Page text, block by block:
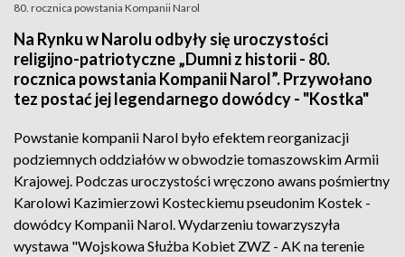
80. rocznica powstania Kompanii Narol
Na Rynku w Narolu odbyły się uroczystości
religijno-patriotyczne „Dumni z historii - 80.
rocznica powstania Kompanii Narol”. Przywołano
tez postać jej legendarnego dowódcy - "Kostka"
Powstanie kompanii Narol było efektem reorganizacji
podziemnych oddziałów w obwodzie tomaszowskim Armii
Krajowej. Podczas uroczystości wręczono awans pośmiertny
Karolowi Kazimierzowi Kosteckiemu pseudonim Kostek -
dowódcy Kompanii Narol. Wydarzeniu towarzyszyła
wystawa "Wojskowa Służba Kobiet ZWZ - AK na terenie